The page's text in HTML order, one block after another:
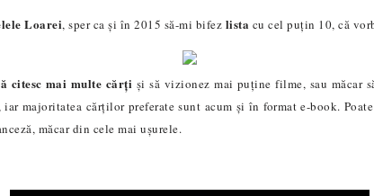
Loarei, sper ca și în 2015 să-mi bifez lista cu cel puțin 10, că
citesc mai multe cărți și să vizionez mai puține filme, sau măcar
majoritatea cărților preferate sunt acum și în format e-book.
măcar din cele mai ușurele.